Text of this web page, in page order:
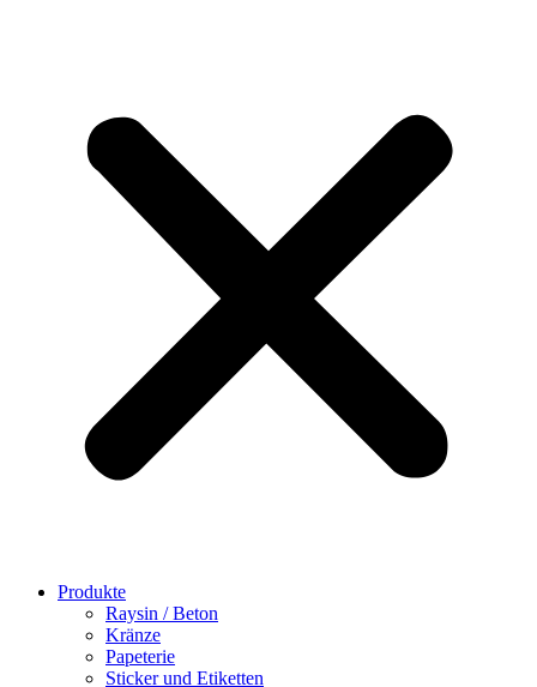
Produkte
Raysin / Beton
Kränze
Papeterie
Sticker und Etiketten